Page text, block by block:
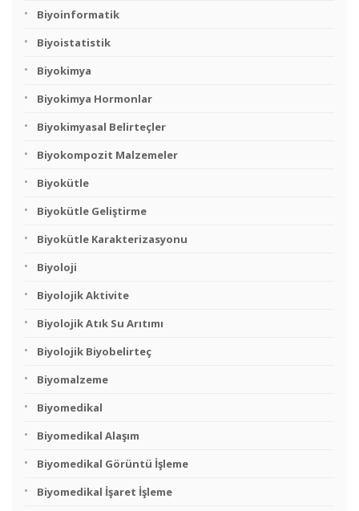
Biyoinformatik
Biyoistatistik
Biyokimya
Biyokimya Hormonlar
Biyokimyasal Belirteçler
Biyokompozit Malzemeler
Biyokütle
Biyokütle Geliştirme
Biyokütle Karakterizasyonu
Biyoloji
Biyolojik Aktivite
Biyolojik Atık Su Arıtımı
Biyolojik Biyobelirteç
Biyomalzeme
Biyomedikal
Biyomedikal Alaşım
Biyomedikal Görüntü İşleme
Biyomedikal İşaret İşleme